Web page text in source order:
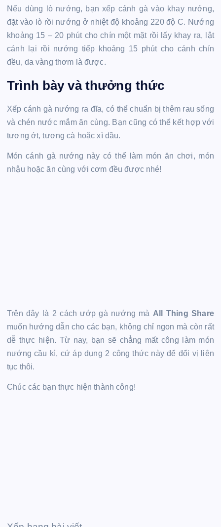
Nếu dùng lò nướng, bạn xếp cánh gà vào khay nướng,
đặt vào lò rồi nướng ở nhiệt độ khoảng 220 độ C. Nướng
khoảng 15 – 20 phút cho chín một mặt rồi lấy khay ra, lật
cánh lại rồi nướng tiếp khoảng 15 phút cho cánh chín
đều, da vàng thơm là được.
Trình bày và thưởng thức
Xếp cánh gà nướng ra đĩa, có thể chuẩn bị thêm rau sống
và chén nước mắm ăn cùng. Bạn cũng có thể kết hợp với
tương ớt, tương cà hoặc xì dầu.
Món cánh gà nướng này có thể làm món ăn chơi, món
nhậu hoặc ăn cùng với cơm đều được nhé!
Trên đây là 2 cách ướp gà nướng mà All Thing Share
muốn hướng dẫn cho các bạn, không chỉ ngon mà còn rất
dễ thực hiện. Từ nay, bạn sẽ chẳng mất công làm món
nướng cầu kì, cứ áp dụng 2 công thức này để đổi vị liên
tục thôi.
Chúc các bạn thực hiện thành công!